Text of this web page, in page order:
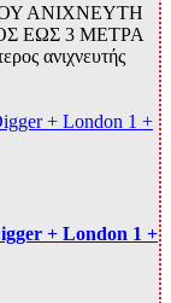
ΑΝΙΧΝΕΥΤΗ
ΕΩΣ 3 ΜΕΤΡΑ
ανιχνευτής
+ London 1 +